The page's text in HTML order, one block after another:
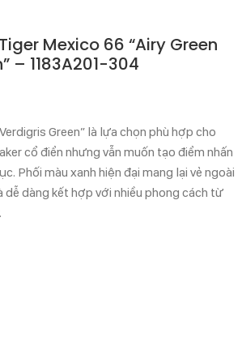
Mexico 66 “Airy Green
– 1183A201-304
Green” là lựa chọn phù hợp cho
cổ điển nhưng vẫn muốn tạo điểm nhấn
Phối màu xanh hiện đại mang lại vẻ ngoài
dễ dàng kết hợp với nhiều phong cách từ